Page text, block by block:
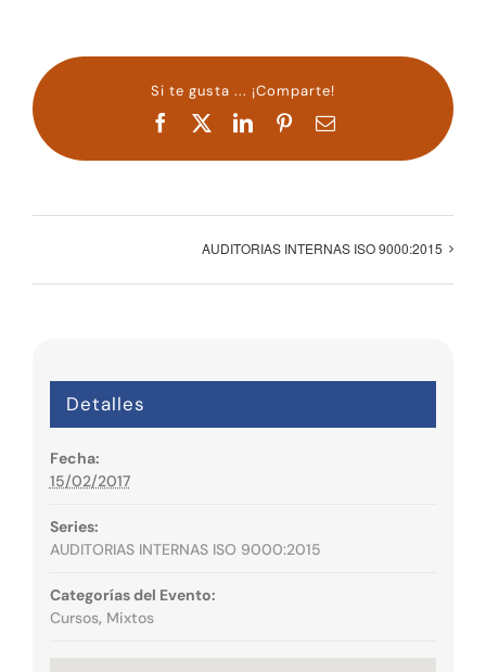
Si te gusta ... ¡Comparte!
Facebook LinkedInPinterestCorreo
AUDITORIAS INTERNAS ISO 9000:2015
Detalles
Fecha:
15/02/2017
Series:
AUDITORIAS INTERNAS ISO 9000:2015
Categorías del Evento:
Cursos, Mixtos